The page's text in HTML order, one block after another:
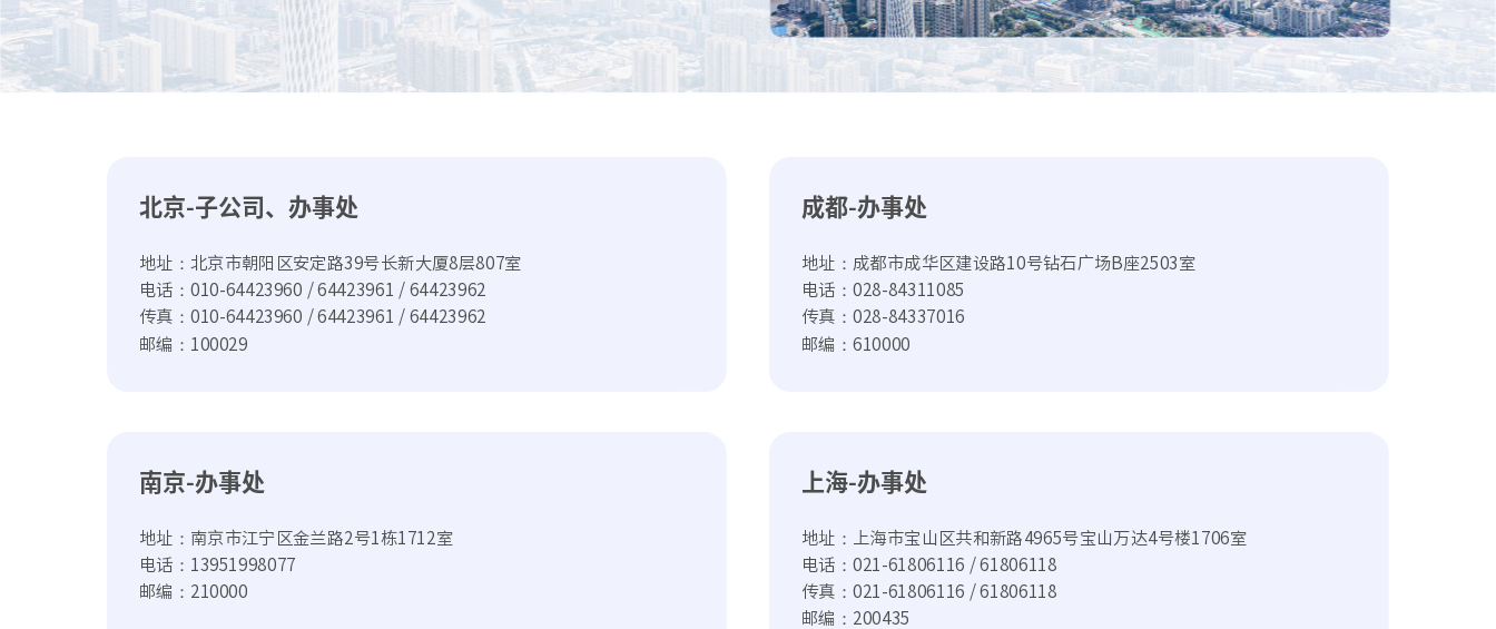
成都-办事处
地址：成都市成华区建设路10号钻石广场B座2503室
电话：028-84311085
传真：028-84337016
邮编：610000
上海-办事处
地址：上海市宝山区共和新路4965号宝山万达4号楼1706室
电话：021-61806116 / 61806118
传真：021-61806116 / 61806118
邮编：200435
北京-子公司、办事处
地址：北京市朝阳区安定路39号长新大厦8层807室
电话：010-64423960 / 64423961 / 64423962
传真：010-64423960 / 64423961 / 64423962
邮编：100029
南京-办事处
地址：南京市江宁区金兰路2号1栋1712室
电话：13951998077
邮编：210000